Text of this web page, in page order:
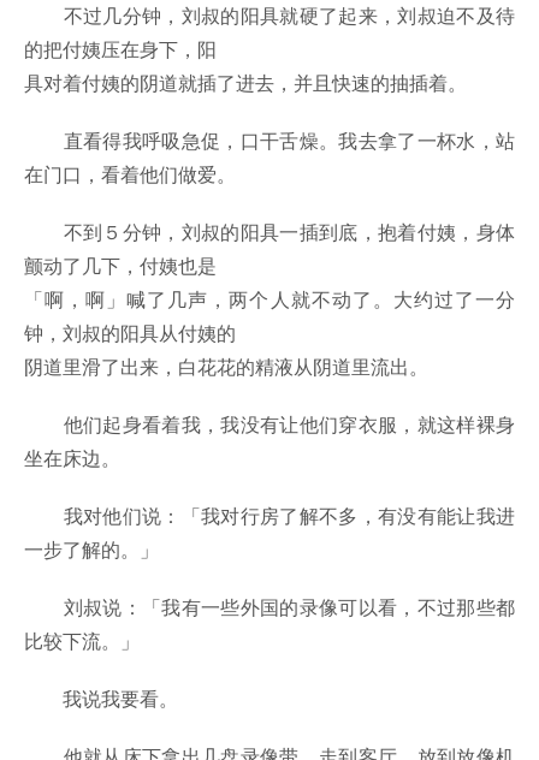
不过几分钟，刘叔的阳具就硬了起来，刘叔迫不及待
的把付姨压在身下，阳
具对着付姨的阴道就插了进去，并且快速的抽插着。
直看得我呼吸急促，口干舌燥。我去拿了一杯水，站
在门口，看着他们做爱。
不到５分钟，刘叔的阳具一插到底，抱着付姨，身体
颤动了几下，付姨也是
「啊，啊」喊了几声，两个人就不动了。大约过了一分
钟，刘叔的阳具从付姨的
阴道里滑了出来，白花花的精液从阴道里流出。
他们起身看着我，我没有让他们穿衣服，就这样裸身
坐在床边。
我对他们说：「我对行房了解不多，有没有能让我进
一步了解的。」
刘叔说：「我有一些外国的录像可以看，不过那些都
比较下流。」
我说我要看。